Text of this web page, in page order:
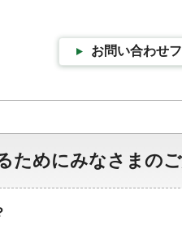
お問い合わせ
ためにみなさまの